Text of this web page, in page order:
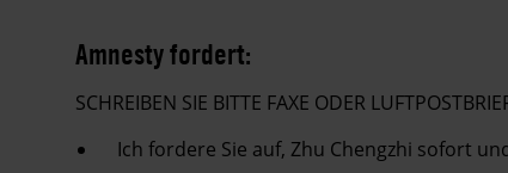
Amnesty fordert:
SCHREIBEN SIE BITTE FAXE ODER
Ich fordere Sie auf, Zhu Chengzhi sofort